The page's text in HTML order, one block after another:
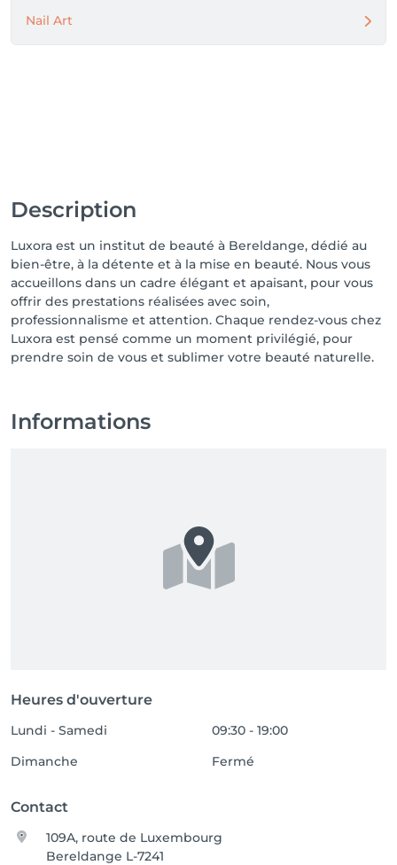
Nail Art
Description
Luxora est un institut de beauté à Bereldange, dédié au
bien-être, à la détente et à la mise en beauté. Nous vous
accueillons dans un cadre élégant et apaisant, pour vous
offrir des prestations réalisées avec soin,
professionnalisme et attention. Chaque rendez-vous chez
Luxora est pensé comme un moment privilégié, pour
prendre soin de vous et sublimer votre beauté naturelle.
Informations
Heures d'ouverture
Lundi - Samedi
09:30 - 19:00
Dimanche
Fermé
Contact
109A, route de Luxembourg
Bereldange L-7241